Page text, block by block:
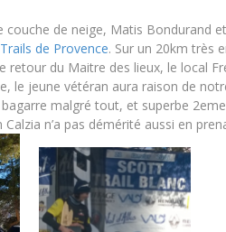
couche de neige, Matis Bondurand
de Provence. Sur un 20km très
retour du Maitre des lieux, le local
le jeune vétéran aura raison de
malgré tout, et superbe
n’a pas démérité aussi en